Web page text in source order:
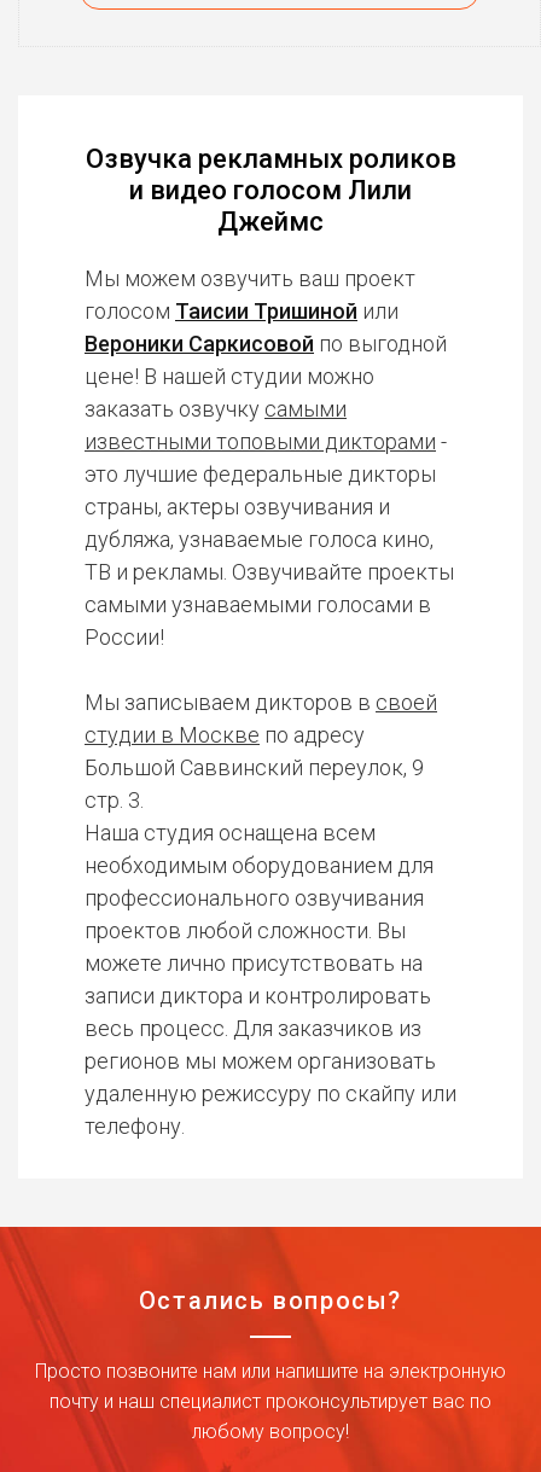
Озвучка рекламных роликов
и видео голосом Лили
Джеймс
Мы можем озвучить ваш проект
голосом Таисии Тришиной или
Вероники Саркисовой по выгодной
цене! В нашей студии можно
заказать озвучку самыми
известными топовыми дикторами -
это лучшие федеральные дикторы
страны, актеры озвучивания и
дубляжа, узнаваемые голоса кино,
ТВ и рекламы. Озвучивайте проекты
самыми узнаваемыми голосами в
России!
Мы записываем дикторов в своей
студии в Москве по адресу
Большой Саввинский переулок, 9
стр. 3.
Наша студия оснащена всем
необходимым оборудованием для
профессионального озвучивания
проектов любой сложности. Вы
можете лично присутствовать на
записи диктора и контролировать
весь процесс. Для заказчиков из
регионов мы можем организовать
удаленную режиссуру по скайпу или
телефону.
Остались вопросы?
Просто позвоните нам или напишите на электронную
почту и наш специалист проконсультирует вас по
любому вопросу!